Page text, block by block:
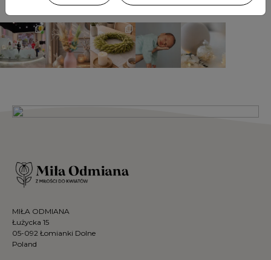
MIŁA ODMIANA
Łużycka 15
05-092 Łomianki Dolne
Poland